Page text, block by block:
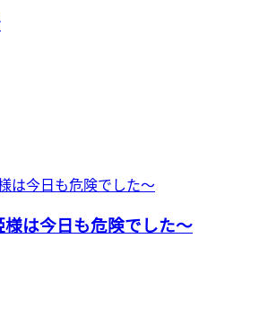
様は今日も危険でした～